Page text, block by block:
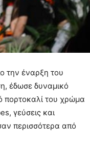
την έναρξη του
έδωσε δυναμικό
πορτοκαλί του χρώμα
γεύσεις και
περισσότερα από